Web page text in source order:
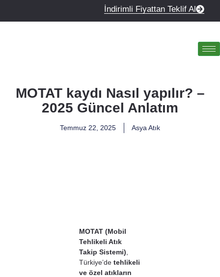
İndirimli Fiyattan Teklif Al
MOTAT kaydı Nasıl yapılır? –
2025 Güncel Anlatım
Temmuz 22, 2025 Asya Atık
MOTAT (Mobil
Tehlikeli Atık
Takip Sistemi)
Türkiye’de tehlikeli
ve özel atıkların